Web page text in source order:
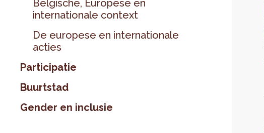
Belgische, Europese en
internationale context
De europese en internationale
acties
Participatie
Buurtstad
Gender en inclusie